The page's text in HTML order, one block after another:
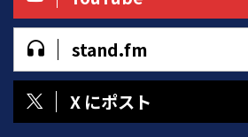
stand.fm
X にポスト